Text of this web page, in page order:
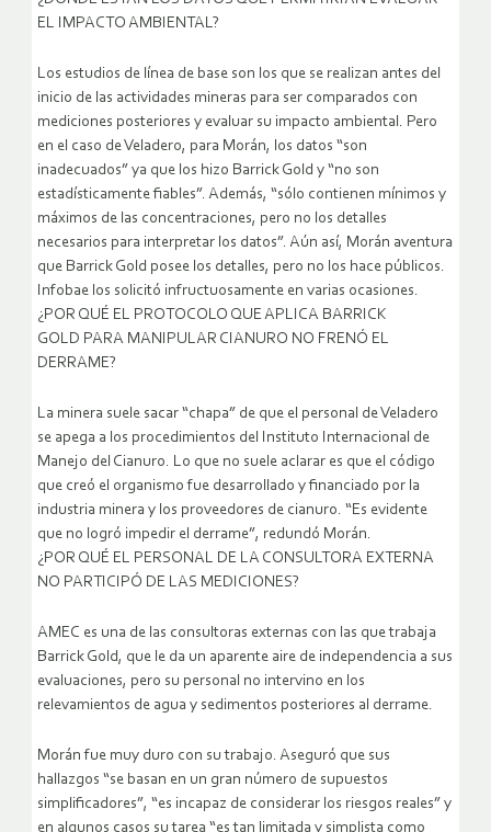
EL IMPACTO AMBIENTAL?
Los estudios de línea de base son los que se realizan antes del
inicio de las actividades mineras para ser comparados con
mediciones posteriores y evaluar su impacto ambiental. Pero
en el caso de Veladero, para Morán, los datos “son
inadecuados” ya que los hizo Barrick Gold y “no son
estadísticamente fiables”. Además, “sólo contienen mínimos y
máximos de las concentraciones, pero no los detalles
necesarios para interpretar los datos”. Aún así, Morán aventura
que Barrick Gold posee los detalles, pero no los hace públicos.
Infobae los solicitó infructuosamente en varias ocasiones.
¿POR QUÉ EL PROTOCOLO QUE APLICA BARRICK
GOLD PARA MANIPULAR CIANURO NO FRENÓ EL
DERRAME?
La minera suele sacar “chapa” de que el personal de Veladero
se apega a los procedimientos del Instituto Internacional de
Manejo del Cianuro. Lo que no suele aclarar es que el código
que creó el organismo fue desarrollado y financiado por la
industria minera y los proveedores de cianuro. “Es evidente
que no logró impedir el derrame”, redundó Morán.
¿POR QUÉ EL PERSONAL DE LA CONSULTORA EXTERNA
NO PARTICIPÓ DE LAS MEDICIONES?
AMEC es una de las consultoras externas con las que trabaja
Barrick Gold, que le da un aparente aire de independencia a sus
evaluaciones, pero su personal no intervino en los
relevamientos de agua y sedimentos posteriores al derrame.
Morán fue muy duro con su trabajo. Aseguró que sus
hallazgos “se basan en un gran número de supuestos
simplificadores”, “es incapaz de considerar los riesgos reales” y
en algunos casos su tarea “es tan limitada y simplista como